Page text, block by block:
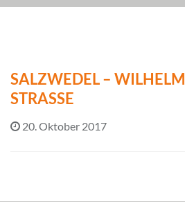
SALZWEDEL –
STRASSE
20. Oktober 2017